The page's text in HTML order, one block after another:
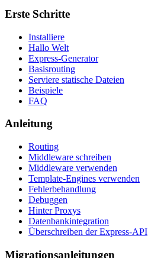
Erste Schritte
Installiere
Hallo Welt
Express-Generator
Basisrouting
Serviere statische Dateien
Beispiele
FAQ
Anleitung
Routing
Middleware schreiben
Middleware verwenden
Template-Engines verwenden
Fehlerbehandlung
Debuggen
Hinter Proxys
Datenbankintegration
Überschreiben der Express-API
Migrationsanleitungen